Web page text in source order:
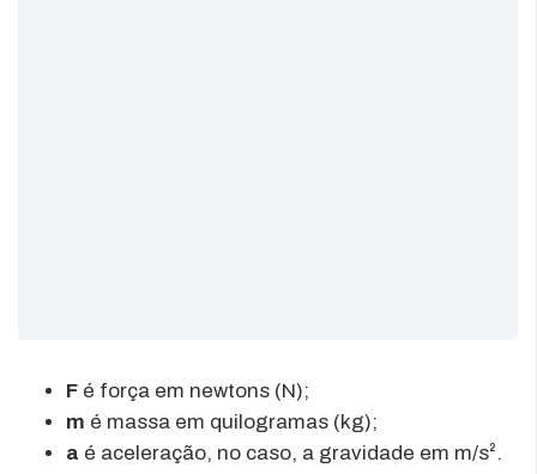
F é força em newtons (N);
m é massa em quilogramas (kg);
a é aceleração, no caso, a gravidade em m/s².